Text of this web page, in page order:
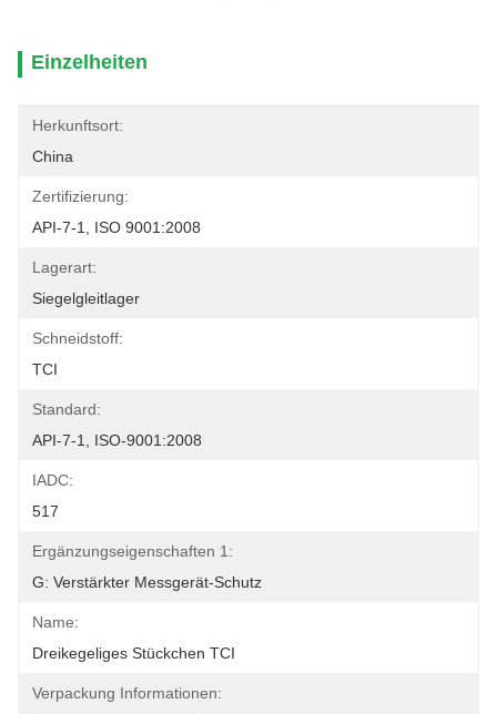
Einzelheiten
Herkunftsort:
China
Zertifizierung:
API-7-1, ISO 9001:2008
Lagerart:
Siegelgleitlager
Schneidstoff:
TCI
Standard:
API-7-1, ISO-9001:2008
IADC:
517
Ergänzungseigenschaften 1:
G: Verstärkter Messgerät-Schutz
Name:
Dreikegeliges Stückchen TCI
Verpackung Informationen: